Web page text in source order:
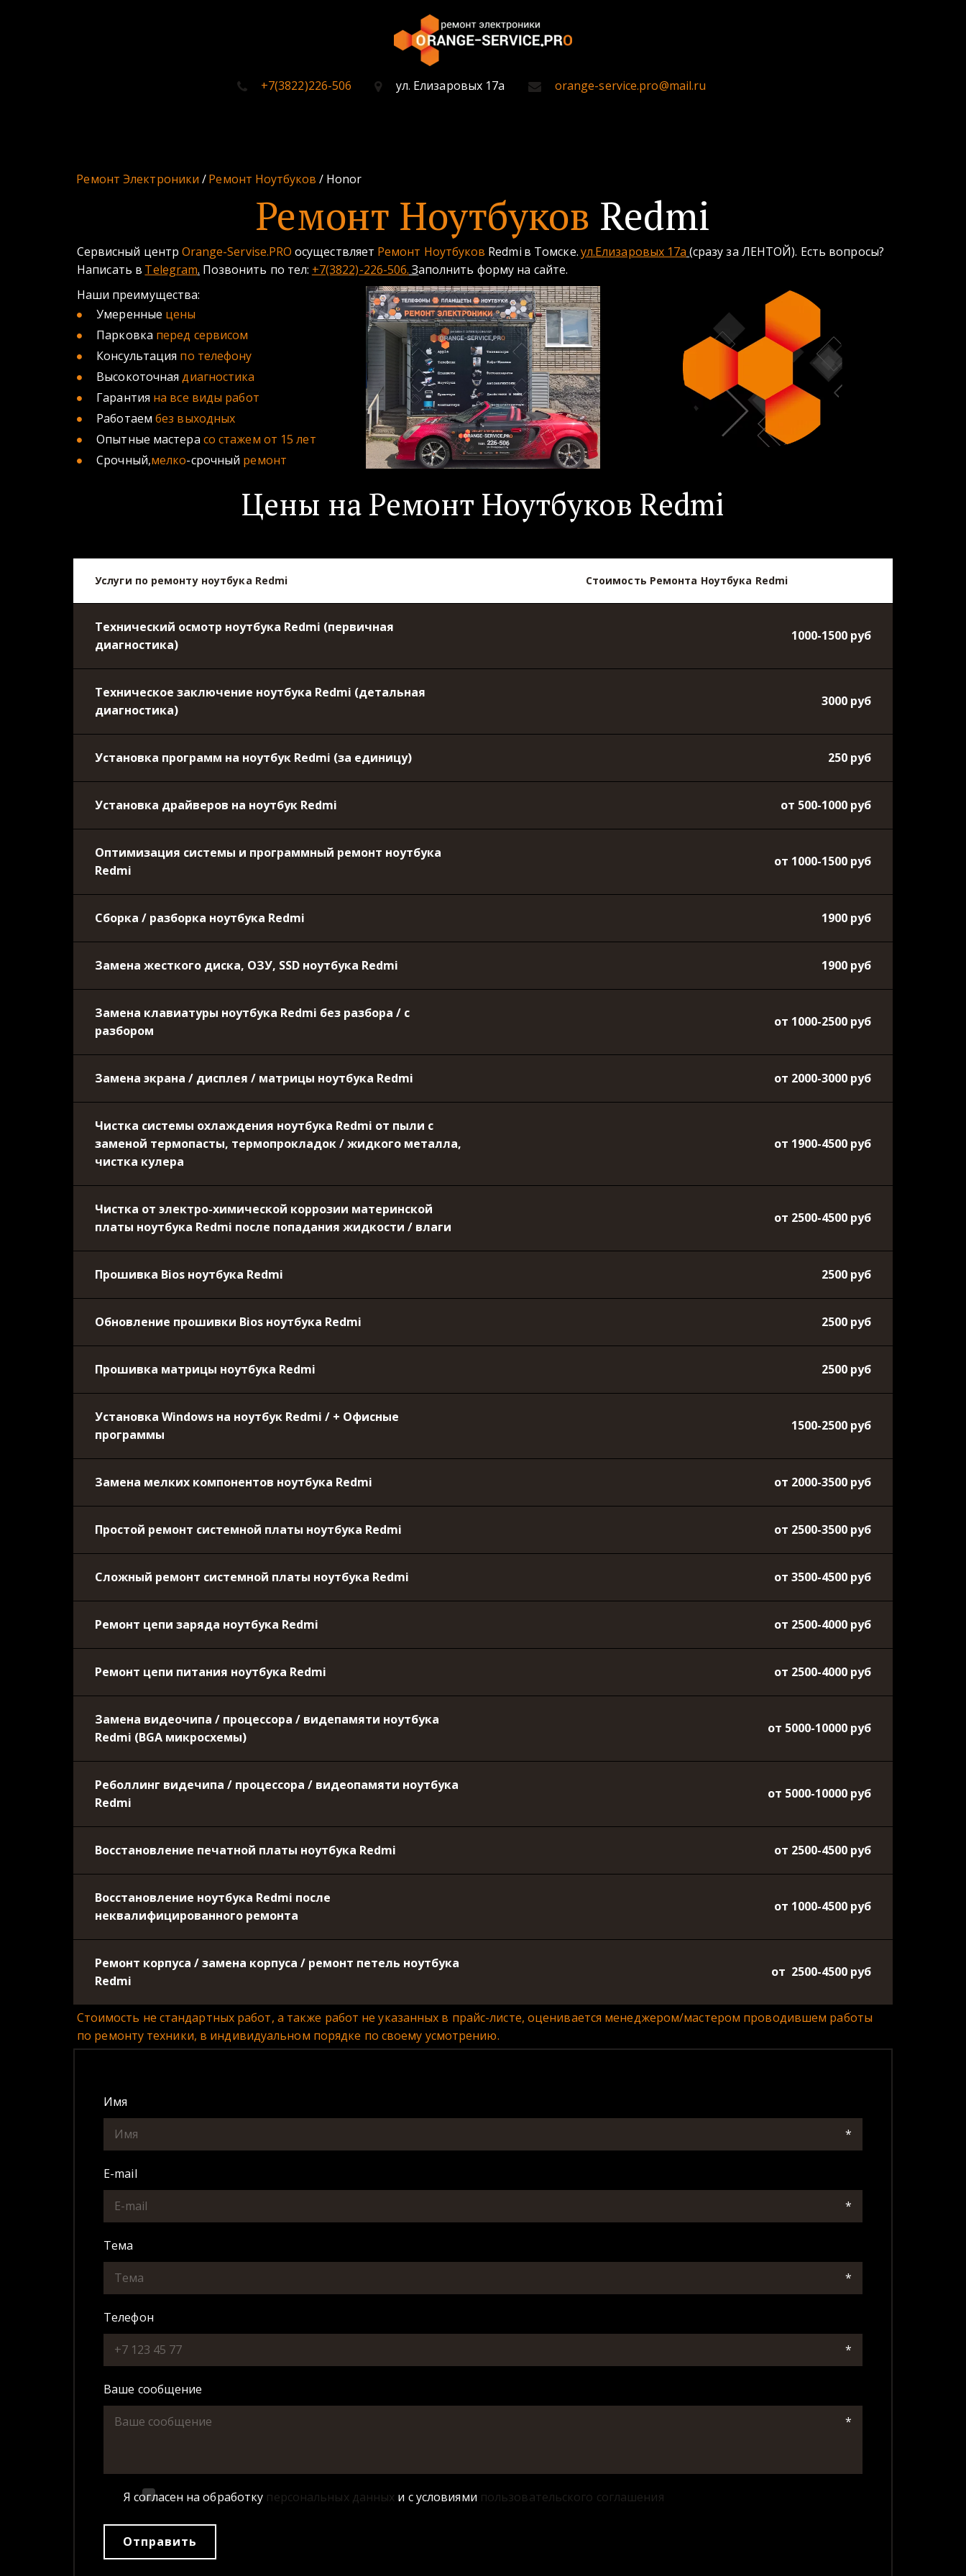
+7(3822)226-506 ул. Елизаровых 17а orange-service.pro@mail.ru
Ремонт Электроники / Ремонт Ноутбуков / Honor
Ремонт Ноутбуков Redmi
Сервисный центр Orange-Servise.PRO осуществляет Ремонт Ноутбуков Redmi в Томске.ул.Елизаровых 17а (сразу за ЛЕНТОЙ). Есть вопросы?
Написать в Telegram. Позвонить по тел: +7(3822)-226-506. Заполнить форму на сайте.
Наши преимущества:
Умеренные цены
Парковка перед сервисом
Консультация по телефону
Высокоточная диагностика
Гарантия на все виды работ
Работаем без выходных
Опытные мастера со стажем от 15 лет
Срочный,мелко-срочный ремонт
Цены на Ремонт Ноутбуков Redmi
Услуги по ремонту ноутбука Redmi Стоимость Ремонта Ноутбука Redmi
Технический осмотр ноутбука Redmi (первичная
диагностика)
1000-1500 руб
Техническое заключение ноутбука Redmi (детальная
диагностика)
3000 руб
Установка программ на ноутбук Redmi (за единицу) 250 руб
Установка драйверов на ноутбук Redmi от 500-1000 руб
Оптимизация системы и программный ремонт ноутбука
Redmi
от 1000-1500 руб
Сборка / разборка ноутбука Redmi 1900 руб
Замена жесткого диска, ОЗУ, SSD ноутбука Redmi 1900 руб
Замена клавиатуры ноутбука Redmi без разбора / с
разбором
от 1000-2500 руб
Замена экрана / дисплея / матрицы ноутбука Redmi от 2000-3000 руб
Чистка системы охлаждения ноутбука Redmi от пыли с
заменой термопасты, термопрокладок / жидкого металла,
чистка кулера
от 1900-4500 руб
Чистка от электро-химической коррозии материнской
платы ноутбука Redmi после попадания жидкости / влаги
от 2500-4500 руб
Прошивка Bios ноутбука Redmi 2500 руб
Обновление прошивки Bios ноутбука Redmi 2500 руб
Прошивка матрицы ноутбука Redmi 2500 руб
Установка Windows на ноутбук Redmi / + Офисные
программы
1500-2500 руб
Замена мелких компонентов ноутбука Redmi от 2000-3500 руб
Простой ремонт системной платы ноутбука Redmi от 2500-3500 руб
Сложный ремонт системной платы ноутбука Redmi от 3500-4500 руб
Ремонт цепи заряда ноутбука Redmi от 2500-4000 руб
Ремонт цепи питания ноутбука Redmi от 2500-4000 руб
Замена видеочипа / процессора / видепамяти ноутбука
Redmi (BGA микросхемы)
от 5000-10000 руб
Реболлинг видечипа / процессора / видеопамяти ноутбука
Redmi
от 5000-10000 руб
Восстановление печатной платы ноутбука Redmi от 2500-4500 руб
Восстановление ноутбука Redmi после
неквалифицированного ремонта
от 1000-4500 руб
Ремонт корпуса / замена корпуса / ремонт петель ноутбука
Redmi
от 2500-4500 руб
Стоимость не стандартных работ, а также работ не указанных в прайс-листе, оценивается менеджером/мастером проводившем работы
по ремонту техники, в индивидуальном порядке по своему усмотрению.
Имя
*
E-mail
*
Тема
*
Телефон
*
Ваше сообщение
*
Я согласен на обработку персональных данных и с условиями пользовательского соглашения
Отправить